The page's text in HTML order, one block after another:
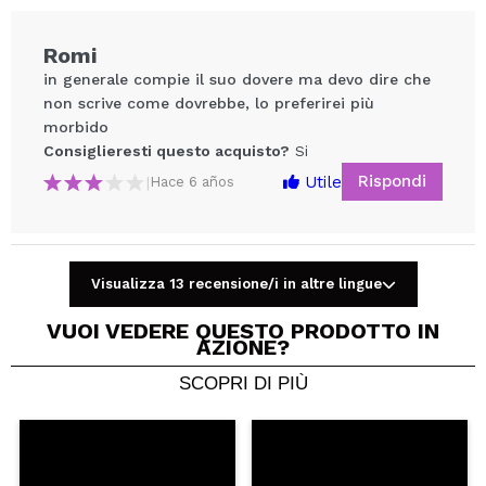
Il tuo video potrebbe essere il primo. Immaginalo...
Consiglieresti questo acquisto?
5/5
Romi
in generale compie il suo dovere ma devo dire che
non scrive come dovrebbe, lo preferirei più
morbido
Consiglieresti questo acquisto? Si
| Hace 6 años Utile Rispondi
Visualizza 13 recensione/i in altre lingue
VUOI VEDERE QUESTO PRODOTTO IN
AZIONE?
SCOPRI DI PIÙ